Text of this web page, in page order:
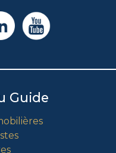
Guide